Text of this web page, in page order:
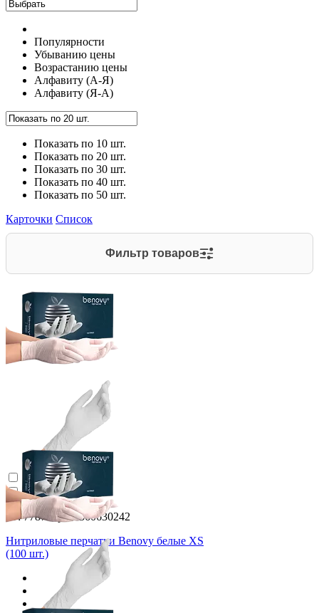
Популярности
Убыванию цены
Возрастанию цены
Алфавиту (А-Я)
Алфавиту (Я-А)
Показать по 10 шт.
Показать по 20 шт.
Показать по 30 шт.
Показать по 40 шт.
Показать по 50 шт.
Карточки Список
Фильтр товаров
ID: 7787 Арт. 2360630242
Нитриловые перчатки Benovy белые XS
(100 шт.)